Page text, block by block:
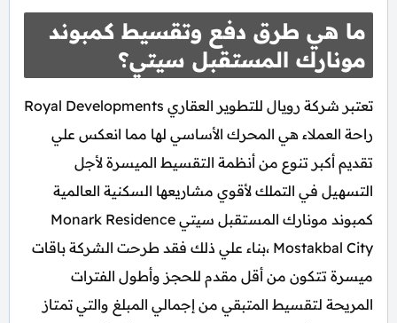
ما هي طرق دفع وتقسيط كمبوند
مونارك المستقبل سيتي؟
تعتبر شركة رويال للتطوير العقاري Royal Developments
راحة العملاء هي المحرك الأساسي لها مما انعكس علي
تقديم أكبر تنوع من أنظمة التقسيط الميسرة لأجل
التسهيل في التملك لأقوي مشاريعها السكنية العالمية
كمبوند مونارك المستقبل سيتي Monark Residence
Mostakbal City ،بناء علي ذلك فقد طرحت الشركة باقات
ميسرة تتكون من أقل مقدم للحجز وأطول الفترات
المريحة لتقسيط المتبقي من إجمالي المبلغ والتي تمتاز